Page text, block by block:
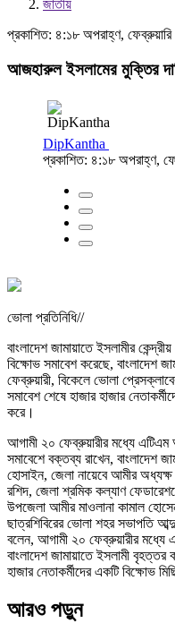
জাতীয়
প্রকাশিত: ৪:১৮ অপরাহ্ণ,
আজহারুল ইসলামের মুক্তির
DipKantha
প্রকাশিত: ৪:১৮ অপরাহ্ণ,
ভোলা প্রতিনিধি//
বাংলাদেশ জামায়াতে ইসলামীর
বিক্ষোভ সমাবেশ করেছে, বাংলাদেশ
ফেব্রুয়ারী, বিকেলে ভোলা
সমাবেশ শেষে হাজার হাজার
করে।
আগামী ২০ ফেব্রুয়ারীর মধ্যে এটিএম
সমাবেশে বক্তব্য রাখেন, বাংলাদেশ
হোসাইন, জেলা নায়েবে আমীর
রশিদ, জেলা শ্রমিক কল্যাণ
উপজেলা আমীর মাওলানা কামাল
ছাত্রশিবিরের ভোলা শহর সভাপতি
বলেন, আগামী ২০ ফেব্রুয়ারীর
বাংলাদেশ জামায়াতে ইসলামী বৃহত্তর
হাজার নেতাকর্মীদের একটি বিক্ষোভ
আরও পড়ুন